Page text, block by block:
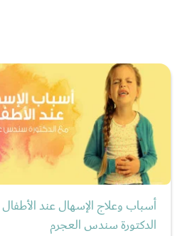
أسباب وعلاج الإسهال عند
الدكتورة سندس العجرم